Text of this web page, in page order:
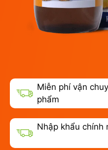
Miễn phí vận
phẩm
Nhập khẩu chính